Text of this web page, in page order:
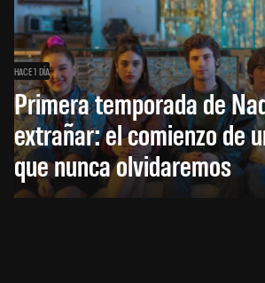
HACE 1 DÍA
Primera temporada de
extrañar: el comienzo de
que nunca olvidaremos